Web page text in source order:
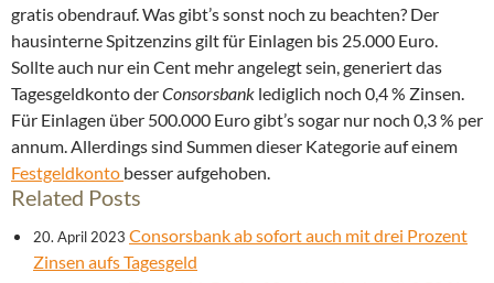
gratis obendrauf. Was gibt’s sonst noch zu beachten? Der
hausinterne Spitzenzins gilt für Einlagen bis 25.000 Euro.
Sollte auch nur ein Cent mehr angelegt sein, generiert das
Tagesgeldkonto derConsorsbank lediglich noch 0,4 % Zinsen.
Für Einlagen über 500.000 Euro gibt’s sogar nur noch 0,3 % per
annum. Allerdings sind Summen dieser Kategorie auf einem
Festgeldkonto besser aufgehoben.
Related Posts
20. April 2023 Consorsbank ab sofort auch mit drei Prozent
Zinsen aufs Tagesgeld